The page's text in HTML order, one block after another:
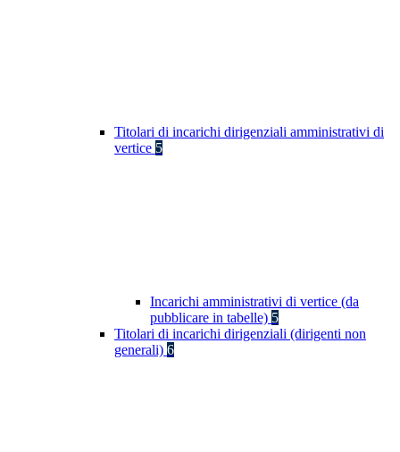
Titolari di incarichi dirigenziali amministrativi di
vertice 5
Incarichi amministrativi di vertice (da
pubblicare in tabelle) 5
Titolari di incarichi dirigenziali (dirigenti non
generali) 6